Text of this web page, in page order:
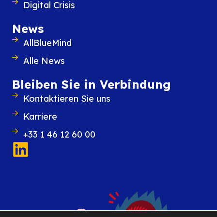
Ähnliche Inhalte
Digital Crisis
News
AllBlueMind
Alle News
Bleiben Sie in Verbindung
Kontaktieren Sie uns
Karriere
+33 1 46 12 60 00